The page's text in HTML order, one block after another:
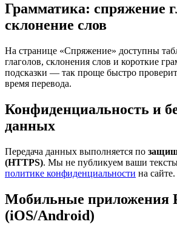
Грамматика: спряжение
склонение слов
На странице «Спряжение» доступны
глаголов, склонения слов и короткие
подсказки — так проще быстро
время перевода.
Конфиденциальность и
данных
Передача данных выполняется по
(HTTPS). Мы не публикуем ваши
политике конфиденциальности на сайте.
Мобильные приложения
(iOS/Android)